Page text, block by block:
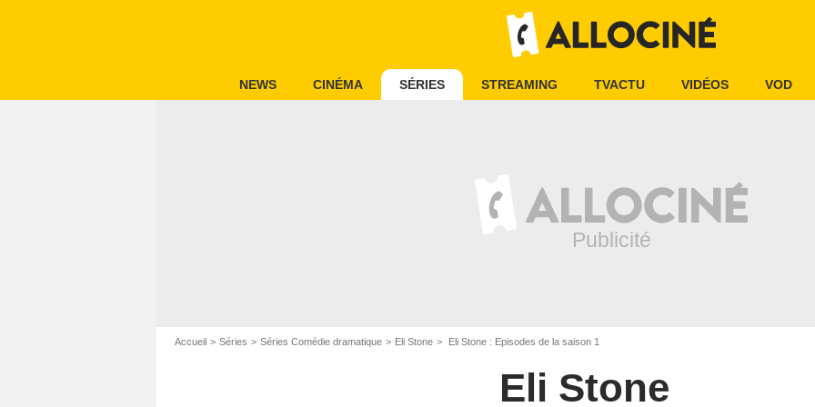
NEWS CINÉMA SÉRIES STREAMING TVACTU VIDÉOS VOD
Accueil Séries Séries Comédie dramatique Eli Stone Eli Stone : Episodes de la saison 1
Eli Stone